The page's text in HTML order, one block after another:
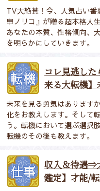
TV大絶賛！今、人気占い
串ノリコ』が贈る超本格人
あなたの本質、性格傾向、
を明らかにしていきます。
コレ見逃し
来る大転機】
未来を見る勇気はあります
化をお教えします。そして
う。転機において選ぶ選択
転機のその後も教えます。
収入＆待遇⇒
鑑定】才能/